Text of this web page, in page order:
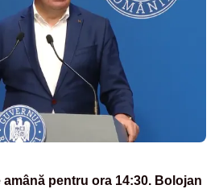
pentru ora 14:30. Bolojan